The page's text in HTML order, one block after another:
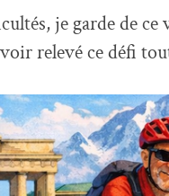
je garde de
relevé ce défi